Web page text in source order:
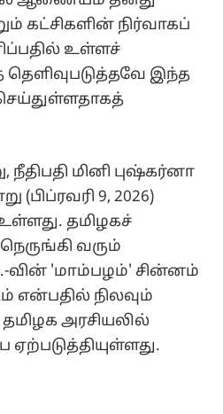
கட்சிகளின் நிர்வாகப்
உள்ளச்
தெளிவுபடுத்தவே இந்த
மினி புஷ்கர்னா
9, 2026)
தமிழகச்
வரும்
வின் 'மாம்பழம்' சின்னம்
என்பதில் நிலவும்
அரசியலில்
ஏற்படுத்தியுள்ளது.